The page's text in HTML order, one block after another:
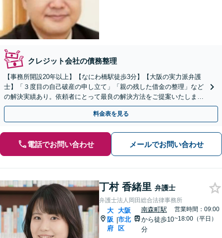
クレジット会社の債務整理
【事務所開設20年以上】【なにわ橋駅徒歩3分】【大阪の実力派弁護
士】「３度目の自己破産の申し立て」「親の残した借金の整理」など
の解決実績あり。依頼者にとって最良の解決方法をご提案いたします
【初回面談無料】
料金表を見る
電話でお問い合わせ メールでお問い合わせ
丁村 香緒里 弁護士
弁護士法人岡田総合法律事務所
大
阪
府
|
大阪
市北
区
南森町駅
から徒歩10
分
営業時間：09:00
~18:00（平日）